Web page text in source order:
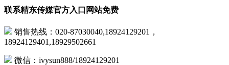
联系精东传媒官方入口网站免费
销售热线：020-87030040,18924129201，
18924129401,18929502661
微信：ivysun888/18924129201